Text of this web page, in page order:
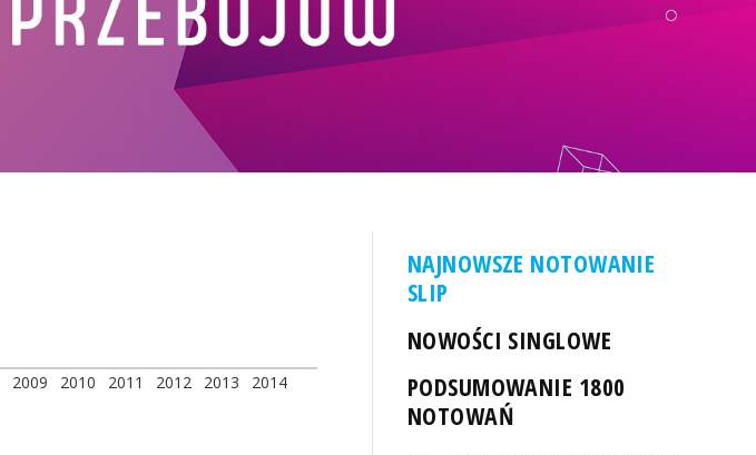
2009 2010 2011 2012 2013
2014
NAJNOWSZE NOTOWANIE
SLIP
NOWOŚCI SINGLOWE
PODSUMOWANIE 1800
NOTOWAŃ